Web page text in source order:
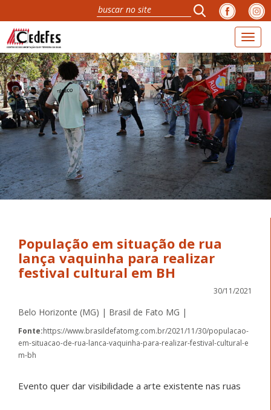
População em situação de rua
lança vaquinha para realizar
festival cultural em BH
30/11/2021
Belo Horizonte (MG) | Brasil de Fato MG |
Fonte:https://www.brasildefatomg.com.br/2021/11/30/populacao-
em-situacao-de-rua-lanca-vaquinha-para-realizar-festival-cultural-e
m-bh
Evento quer dar visibilidade a arte existente nas ruas